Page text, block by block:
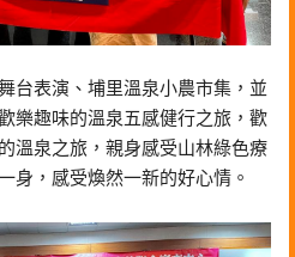
台表演、埔里溫泉小農市集，並
樂趣味的溫泉五感健行之旅，歡
溫泉之旅，親身感受山林綠色療
身，感受煥然一新的好心情。